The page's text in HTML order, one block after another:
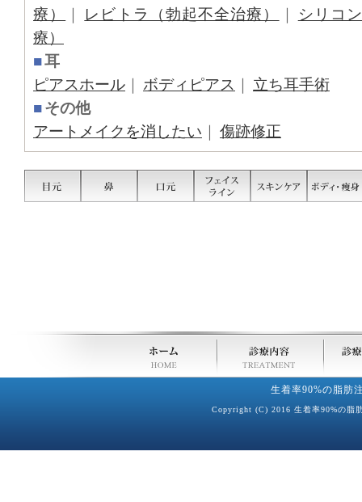
療）
レビトラ（勃起不全治療）
シリコ
療）
■耳
ピアスホール
ボディピアス
立ち耳手術
■その他
アートメイクを消したい
傷跡修正
生着率90%の脂肪
Copyright (C) 2016 生着率90%の脂